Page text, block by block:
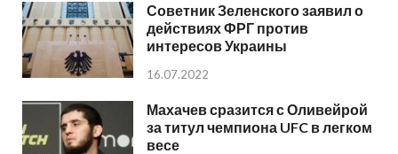
Советник Зеленского заявил о
действиях ФРГ против
интересов Украины
16.07.2022
Махачев сразится с Оливейрой
за титул чемпиона UFC в легком
весе